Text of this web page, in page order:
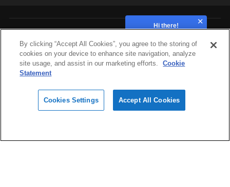
Hardware
Materials
Hi there!
By clicking “Accept All Cookies”, you agree to the storing of
cookies on your device to enhance site navigation, analyze
site usage, and assist in our marketing efforts.
Cookie
Statement
Cookies Settings Accept All Cookies